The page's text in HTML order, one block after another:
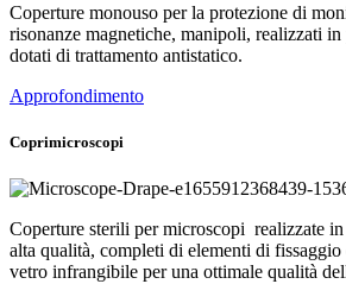
Coperture monouso per la protezione di
risonanze magnetiche, manipoli, realizzati in
dotati di trattamento antistatico.
Approfondimento
Coprimicroscopi
Coperture sterili per microscopi realizzate
alta qualità, completi di elementi di
vetro infrangibile per una ottimale qualità